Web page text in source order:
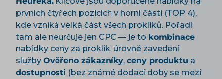
prvních čtyřech pozicích v horní části (TOP 4),
kde vzniká velká část všech prokliků. Pořadí
tam ale neurčuje jen CPC — je to kombinace
nabídky ceny za proklik, úrovně zavedení
služby Ověřeno zákazníky, ceny produktu a
dostupnosti (bez známé dodací doby se mezi